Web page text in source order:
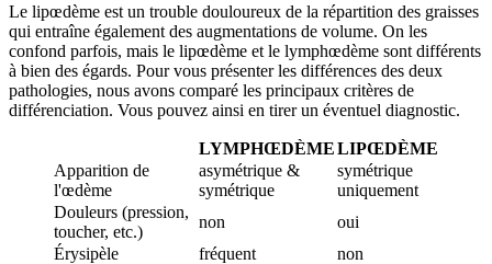
Le lipœdème est un trouble douloureux de la répartition des graisses
qui entraîne également des augmentations de volume. On les
confond parfois, mais le lipœdème et le lymphœdème sont différents
à bien des égards. Pour vous présenter les différences des deux
pathologies, nous avons comparé les principaux critères de
différenciation. Vous pouvez ainsi en tirer un éventuel diagnostic.
LYMPHŒDÈMELIPŒDÈME
Apparition de
l'œdème
asymétrique &
symétrique
symétrique
uniquement
Douleurs (pression,
toucher, etc.)
non
oui
Érysipèle
fréquent
non